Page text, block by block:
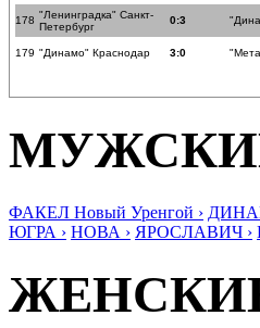
178 "Ленинградка" Санкт-
Петербург
0:3
179 "Динамо" Краснодар 3:0
ФАКЕЛ Новый Уренгой ›
ЮГРА › НОВА › ЯРОСЛАВИЧ ›